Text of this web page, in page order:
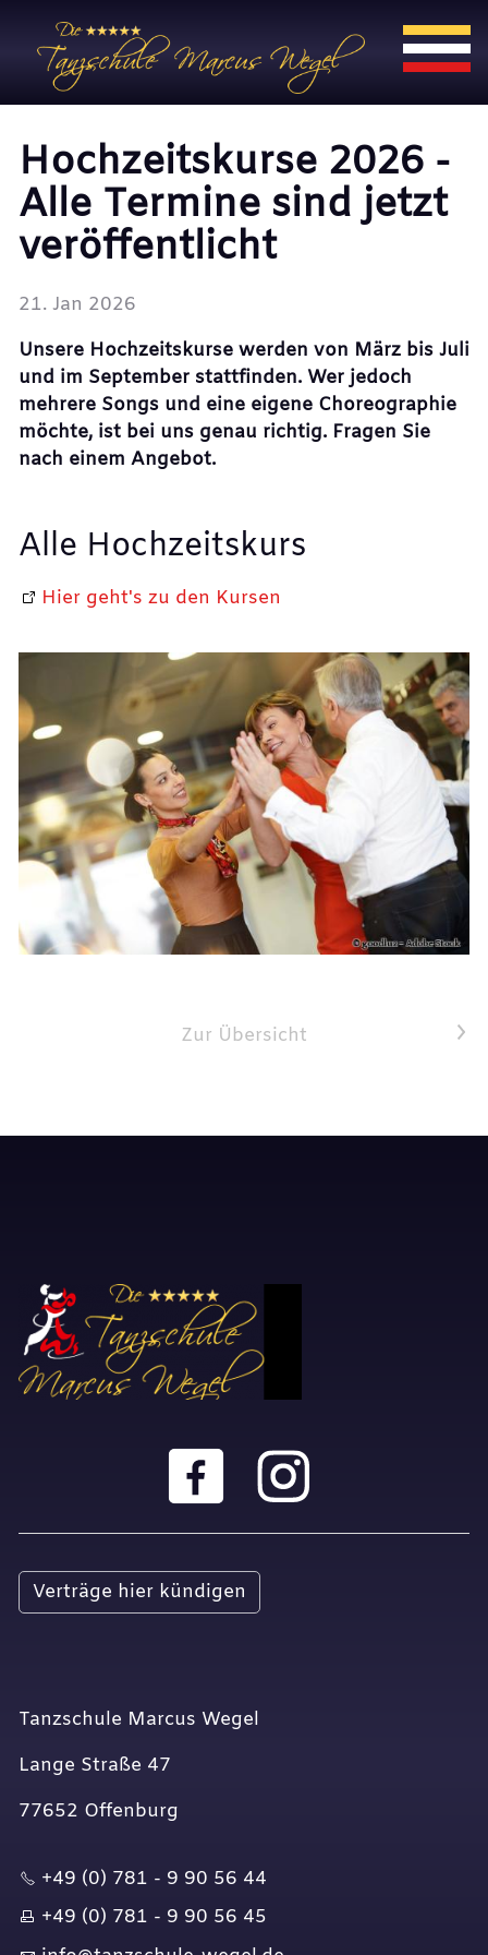
Hochzeitskurse 2026 -
Alle Termine sind jetzt
veröffentlicht
21. Jan 2026
Unsere Hochzeitskurse werden von März bis Juli
und im September stattfinden. Wer jedoch
mehrere Songs und eine eigene Choreographie
möchte, ist bei uns genau richtig. Fragen Sie
nach einem Angebot.
Alle Hochzeitskurs
Hier geht's zu den Kursen
Zur Übersicht Nächster Artikel
Verträge hier kündigen
Tanzschule Marcus Wegel
Lange Straße 47
77652 Offenburg
+49 (0) 781 - 9 90 56 44
+49 (0) 781 - 9 90 56 45